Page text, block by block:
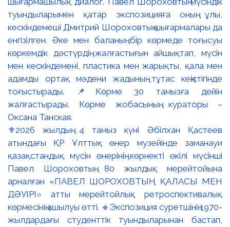
⚜️2026 жылдың 4 тамыз күні Әбілхан Қастеев
атындағы ҚР Ұлттық өнер музейінде заманауи
қазақстандық мүсін өнерінің көрнекті өкілі мүсінші
Павел Шороховтың 80 жылдық мерейтойына
арналған «ПАВЕЛ ШОРОХОВТЫҢ ҚАЛАСЫ МЕН
ДӘУІРІ» атты мерейтойлық ретроспективалық
көрмесінің ашылуы өтті. 🔹Экспозиция суретшінің 1970-
жылдардағы студенттік туындыларынан бастап,